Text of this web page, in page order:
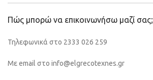
Πώς μπορώ να επικοινωνήσω μαζί σας;
Τηλεφωνικά στο 2333 026 259
Με email στο info@elgrecotexnes.gr